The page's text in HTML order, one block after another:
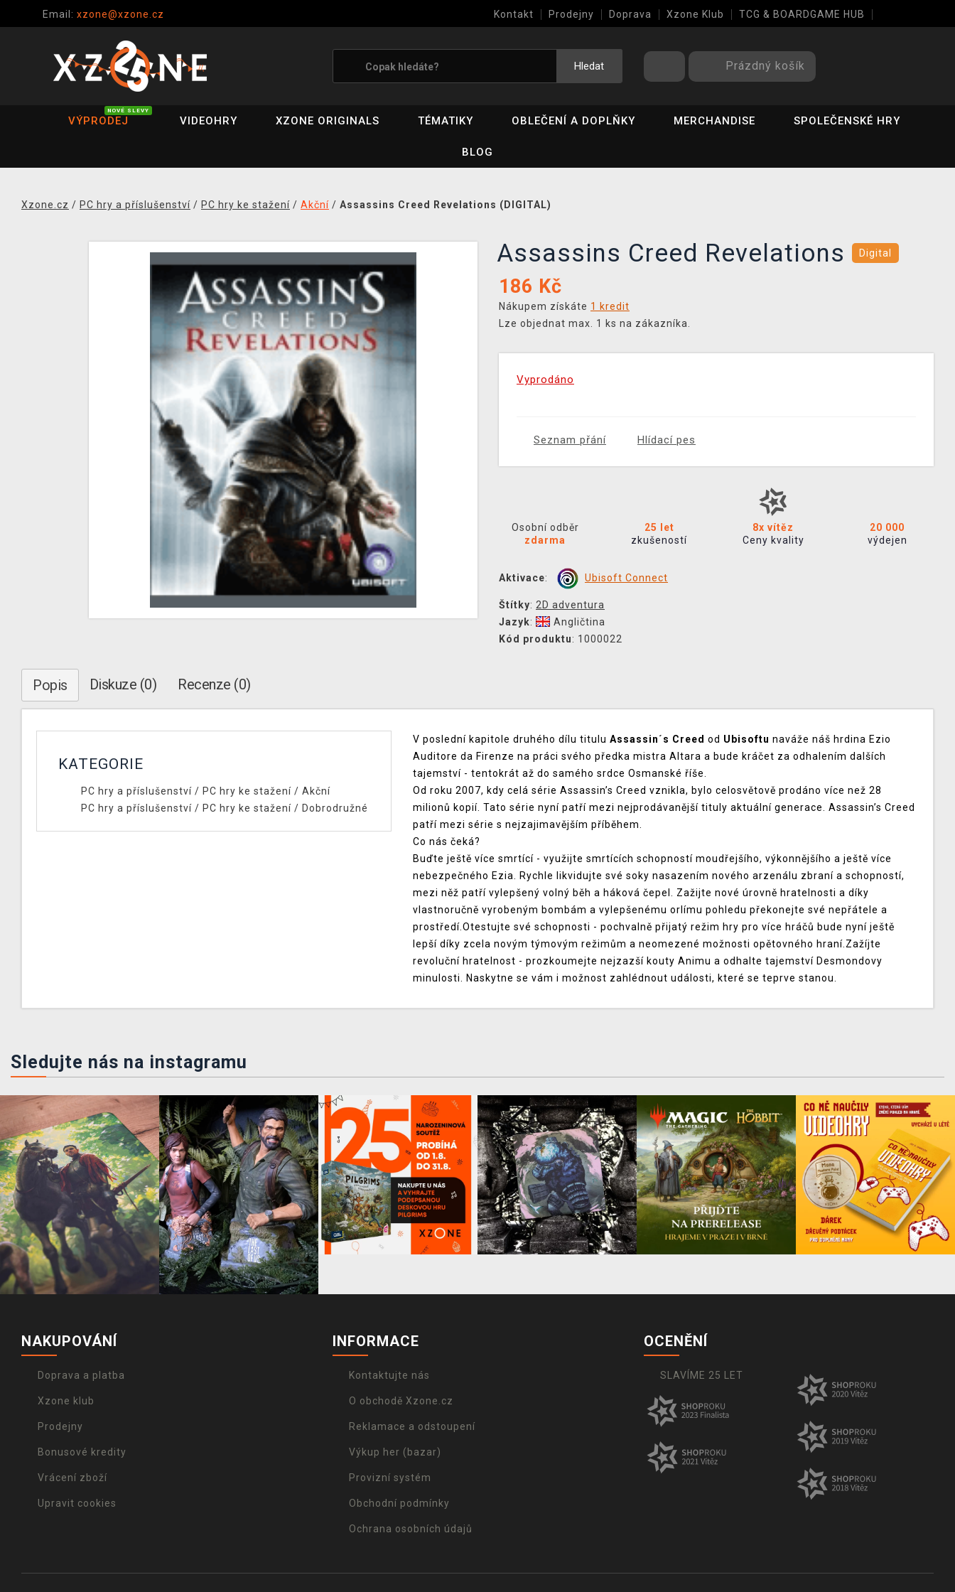
Email: xzone@xzone.cz Kontakt Prodejny Doprava Xzone Klub TCG & BOARDGAME HUB
Hledat Prázdný košík
VÝPRODEJ
NOVÉ SLEVY
VIDEOHRY XZONE ORIGINALS TÉMATIKY OBLEČENÍ A DOPLŇKY MERCHANDISE SPOLEČENSKÉ HRY
BLOG
Xzone.cz / PC hry a příslušenství / PC hry ke stažení / Akční / Assassins Creed Revelations (DIGITAL)
Assassins Creed Revelations Digital
186 Kč
Nákupem získáte 1 kredit
Lze objednat max. 1 ks na zákazníka.
Vyprodáno
Seznam přání Hlídací pes
Osobní odběr
zdarma
25 let
zkušeností
8x vítěz
Ceny kvality
20 000
výdejen
Aktivace: Ubisoft Connect
Štítky: 2D adventura
Jazyk:
Angličtina
Kód produktu: 1000022
Popis Diskuze (0) Recenze (0)
KATEGORIE
PC hry a příslušenství/ PC hry ke stažení/ Akční
PC hry a příslušenství/ PC hry ke stažení/ Dobrodružné
V poslední kapitole druhého dílu titulu Assassin´s Creed od Ubisoftu naváže náš hrdina Ezio
Auditore da Firenze na práci svého předka mistra Altara a bude kráčet za odhalením dalších
tajemství - tentokrát až do samého srdce Osmanské říše.
Od roku 2007, kdy celá série Assassin’s Creed vznikla, bylo celosvětově prodáno více než 28
milionů kopií. Tato série nyní patří mezi nejprodávanější tituly aktuální generace. Assassin’s Creed
patří mezi série s nejzajimavějším příběhem.
Co nás čeká?
Buďte ještě více smrtící - využijte smrtících schopností moudřejšího, výkonnějšího a ještě více
nebezpečného Ezia. Rychle likvidujte své soky nasazením nového arzenálu zbraní a schopností,
mezi něž patří vylepšený volný běh a háková čepel. Zažijte nové úrovně hratelnosti a díky
vlastnoručně vyrobeným bombám a vylepšenému orlímu pohledu překonejte své nepřátele a
prostředí.Otestujte své schopnosti - pochvalně přijatý režim hry pro více hráčů bude nyní ještě
lepší díky zcela novým týmovým režimům a neomezené možnosti opětovného hraní.Zažíjte
revoluční hratelnost - prozkoumejte nejzazší kouty Animu a odhalte tajemství Desmondovy
minulosti. Naskytne se vám i možnost zahlédnout události, které se teprve stanou.
Sledujte nás na instagramu
NAKUPOVÁNÍ
Doprava a platba
Xzone klub
Prodejny
Bonusové kredity
Vrácení zboží
Upravit cookies
INFORMACE
Kontaktujte nás
O obchodě Xzone.cz
Reklamace a odstoupení
Výkup her (bazar)
Provizní systém
Obchodní podmínky
Ochrana osobních údajů
OCENĚNÍ
SLAVÍME 25 LET